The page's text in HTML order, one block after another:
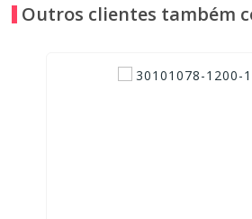
Outros clientes também